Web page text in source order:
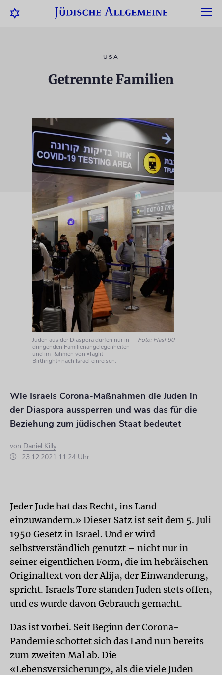
USA
Getrennte Familien
Juden aus der Diaspora dürfen nur in
dringenden Familienangelegenheiten
und im Rahmen von »Taglit –
Birthright« nach Israel einreisen.
Foto: Flash90
Wie Israels Corona-Maßnahmen die Juden in
der Diaspora aussperren und was das für die
Beziehung zum jüdischen Staat bedeutet
von Daniel Killy
23.12.2021 11:24 Uhr
Jeder Jude hat das Recht, ins Land
einzuwandern.» Dieser Satz ist seit dem 5. Juli
1950 Gesetz in Israel. Und er wird
selbstverständlich genutzt – nicht nur in
seiner eigentlichen Form, die im hebräischen
Originaltext von der Alija, der Einwanderung,
spricht. Israels Tore standen Juden stets offen,
und es wurde davon Gebrauch gemacht.
Das ist vorbei. Seit Beginn der Corona-
Pandemie schottet sich das Land nun bereits
zum zweiten Mal ab. Die
«Lebensversicherung», als die viele Juden